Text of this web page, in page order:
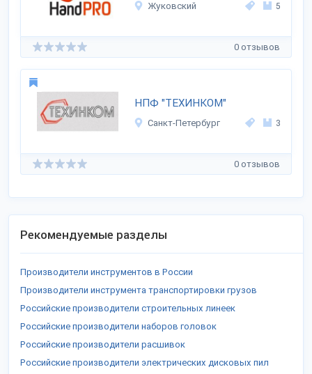
Жуковский 5
0 отзывов
НПФ "ТЕХИНКОМ"
Санкт-Петербург 3
0 отзывов
Рекомендуемые разделы
Производители инструментов в России
Производители инструмента транспортировки грузов
Российские производители строительных линеек
Российские производители наборов головок
Российские производители расшивок
Российские производители электрических дисковых пил